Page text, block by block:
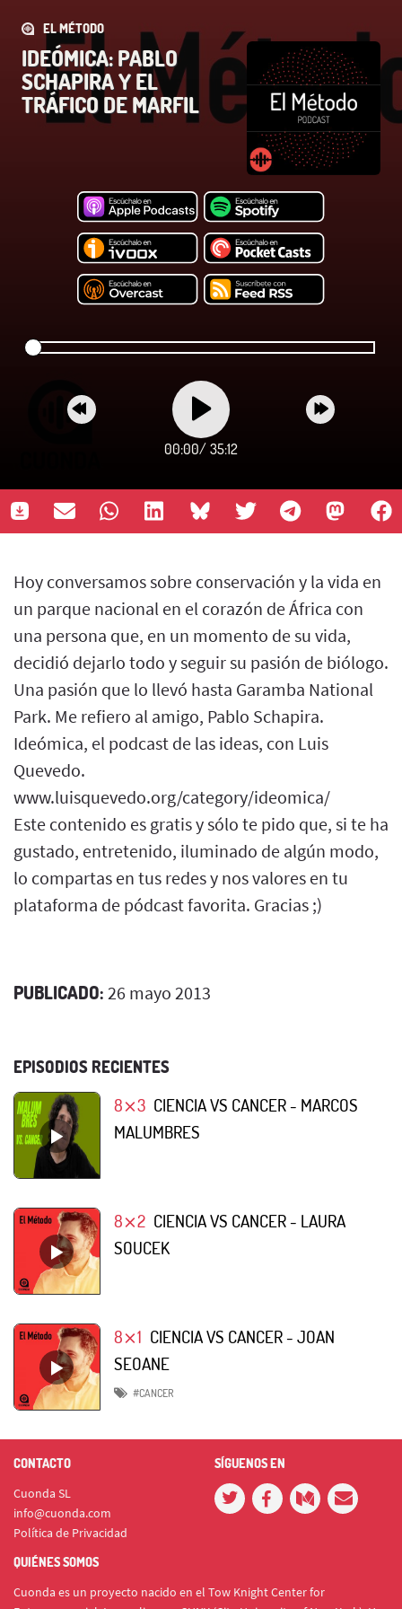
EL MÉTODO
IDEÓMICA: PABLO
SCHAPIRA Y EL
TRÁFICO DE MARFIL
00:00/ 35:12
Hoy conversamos sobre conservación y la vida en
un parque nacional en el corazón de África con
una persona que, en un momento de su vida,
decidió dejarlo todo y seguir su pasión de biólogo.
Una pasión que lo llevó hasta Garamba National
Park. Me refiero al amigo, Pablo Schapira.
Ideómica, el podcast de las ideas, con Luis
Quevedo.
www.luisquevedo.org/category/ideomica/
Este contenido es gratis y sólo te pido que, si te ha
gustado, entretenido, iluminado de algún modo,
lo compartas en tus redes y nos valores en tu
plataforma de pódcast favorita. Gracias ;)
PUBLICADO: 26 mayo 2013
EPISODIOS RECIENTES
8⨯3 CIENCIA VS CANCER - MARCOS
MALUMBRES
8⨯2 CIENCIA VS CANCER - LAURA
SOUCEK
8⨯1 CIENCIA VS CANCER - JOAN
SEOANE
#CANCER
CONTACTO
Cuonda SL
info@cuonda.com
Política de Privacidad
SÍGUENOS EN
QUIÉNES SOMOS
Cuonda es un proyecto nacido en el Tow Knight Center for